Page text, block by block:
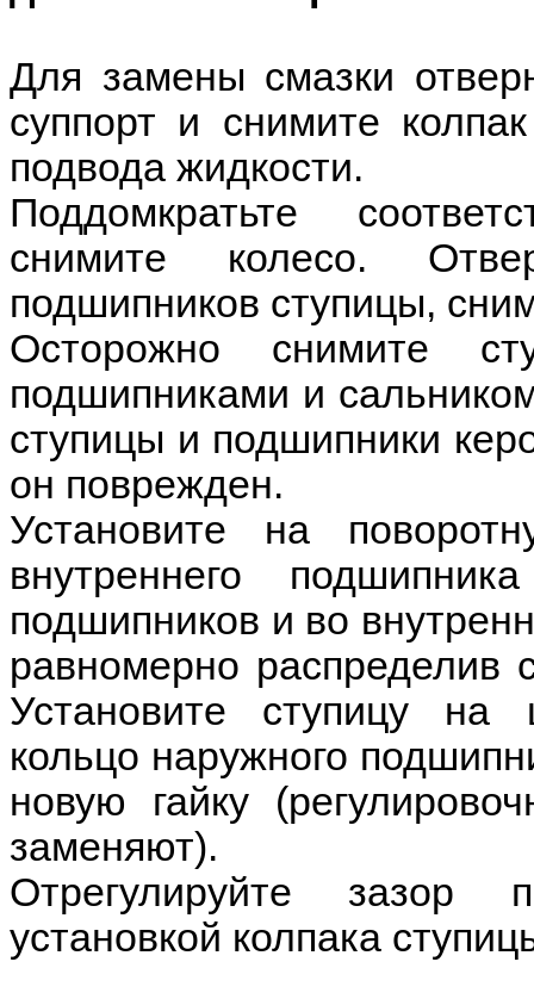
Для замены смазки
суппорт и снимите
подвода жидкости.
Поддомкратьте
снимите колесо.
подшипников ступицы,
Осторожно снимите
подшипниками и
ступицы и подшипники
он поврежден.
Установите на
внутреннего
подшипников и во
равномерно распределив
Установите ступицу на
кольцо наружного
новую гайку
заменяют).
Отрегулируйте зазор
установкой колпака